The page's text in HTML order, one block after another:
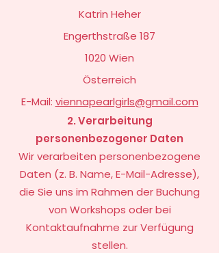
Katrin Heher
Engerthstraße 187
1020 Wien
Österreich
E-Mail: viennapearlgirls@gmail.com
2. Verarbeitung
personenbezogener Daten
Wir verarbeiten personenbezogene
Daten (z. B. Name, E-Mail-Adresse),
die Sie uns im Rahmen der Buchung
von Workshops oder bei
Kontaktaufnahme zur Verfügung
stellen.